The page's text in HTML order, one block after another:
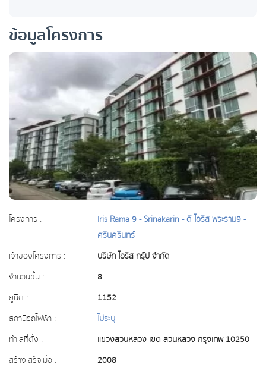
ข้อมูลโครงการ
โครงการ :
Iris Rama 9 - Srinakarin - ดิ ไอริส พระราม9 -
ศรีนครินทร์
เจ้าของโครงการ :
บริษัท ไอริส กรุ๊ป จำกัด
จำนวนชั้น :
8
ยูนิต :
1152
สถานีรถไฟฟ้า :
ไม่ระบุ
ทำเลที่ตั้ง :
แขวงสวนหลวง เขต สวนหลวง กรุงเทพ 10250
สร้างเสร็จเมื่อ :
2008